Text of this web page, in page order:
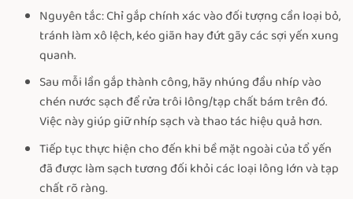
Nguyên tắc: Chỉ gắp chính xác vào đối tượng cần loại bỏ,
tránh làm xô lệch, kéo giãn hay đứt gãy các sợi yến xung
quanh.
Sau mỗi lần gắp thành công, hãy nhúng đầu nhíp vào
chén nước sạch để rửa trôi lông/tạp chất bám trên đó.
Việc này giúp giữ nhíp sạch và thao tác hiệu quả hơn.
Tiếp tục thực hiện cho đến khi bề mặt ngoài của tổ yến
đã được làm sạch tương đối khỏi các loại lông lớn và tạp
chất rõ ràng.